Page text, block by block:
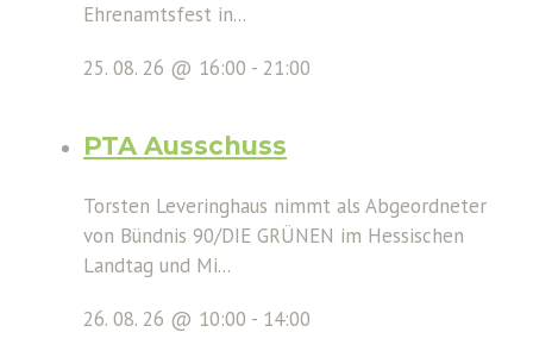
Ehrenamtsfest in...
25. 08. 26 @ 16:00 - 21:00
PTA Ausschuss
Torsten Leveringhaus nimmt als Abgeordneter
von Bündnis 90/DIE GRÜNEN im Hessischen
Landtag und Mi...
26. 08. 26 @ 10:00 - 14:00